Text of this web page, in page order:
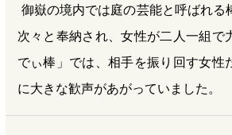
御嶽の境内では庭の芸能と呼ばれる
次々と奉納され、女性が二人一組で
でぃ棒」では、相手を振り回す女性
に大きな歓声があがっていました。